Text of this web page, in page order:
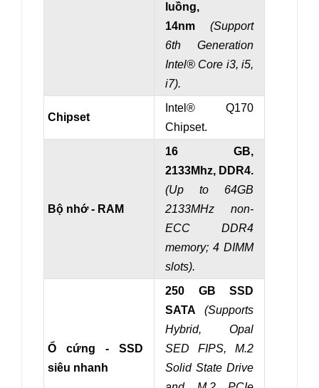
luồng,
14nm (Support
6th Generation
Intel® Core i3, i5,
i7).
Chipset
Intel® Q170
Chipset.
Bộ nhớ - RAM
16 GB,
2133Mhz, DDR4.
(Up to 64GB
2133MHz non-
ECC DDR4
memory; 4 DIMM
slots).
Ổ cứng - SSD
siêu nhanh
250 GB SSD
SATA
(Supports
Hybrid, Opal
SED FIPS, M.2
Solid State Drive